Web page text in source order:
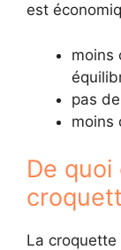
est
moins
pas
moins
De
La croquette